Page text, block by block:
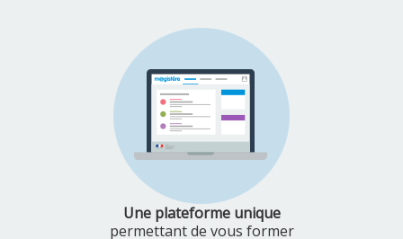
Une plateforme unique
permettant de vous former